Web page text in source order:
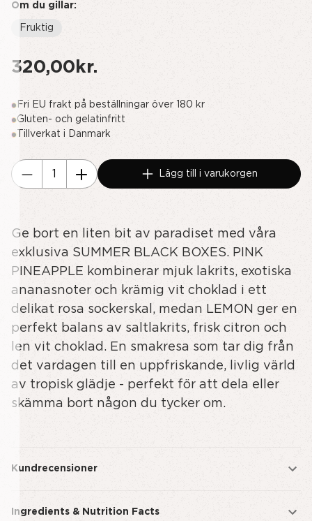
Om du gillar:
Fruktig
320,00kr.
Fri EU frakt på beställningar över 180 kr
Gluten- och gelatinfritt
Tillverkat i Danmark
Nuvarande
lager:
undefined
Öka
BLACK
BOX
-
SUMMER
Lägg till i varukorgen
Ge bort en liten bit av paradiset med våra
exklusiva SUMMER BLACK BOXES. PINK
PINEAPPLE kombinerar mjuk lakrits, exotiska
ananasnoter och krämig vit choklad i ett
delikat rosa sockerskal, medan LEMON ger en
perfekt balans av saltlakrits, frisk citron och
len vit choklad. En smakresa som tar dig från
det vardagen till en uppfriskande, livlig värld
av tropisk glädje - perfekt för att dela eller
skämma bort någon du tycker om.
Kundrecensioner
Ingredients & Nutrition Facts